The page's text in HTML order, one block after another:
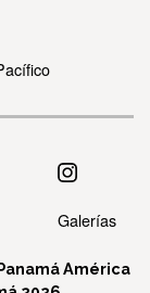
Galerías
América